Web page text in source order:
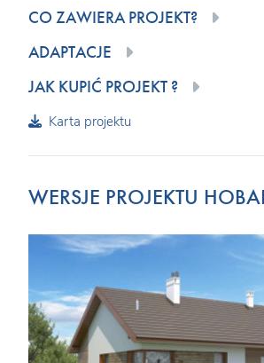
CO ZAWIERA PROJEKT?
ADAPTACJE
JAK KUPIĆ PROJEKT ?
Karta projektu
WERSJE PROJEKTU